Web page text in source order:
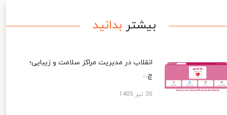
بیشتر بدانید
انقلاب در مدیریت مراکز سلامت و زیبایی؛
چ...
30 تیر 1405